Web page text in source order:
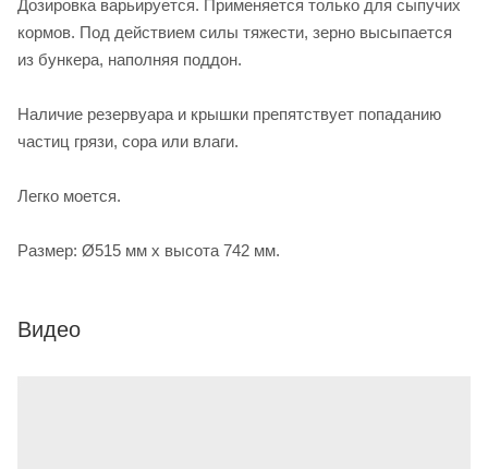
Дозировка варьируется. Применяется только для сыпучих
кормов. Под действием силы тяжести, зерно высыпается
из бункера, наполняя поддон.
Наличие резервуара и крышки препятствует попаданию
частиц грязи, сора или влаги.
Легко моется.
Размер: Ø515 мм x высота 742 мм.
Видео